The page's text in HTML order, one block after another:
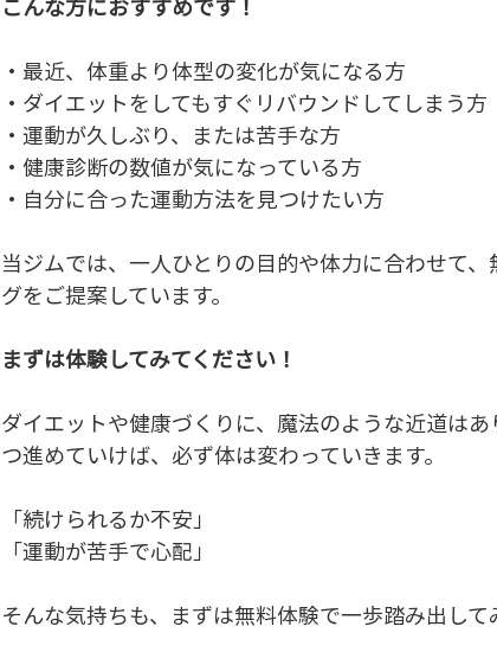
・最近、体重より体型の変化が気になる方
・ダイエットをしてもすぐリバウンドしてしまう方
・運動が久しぶり、または苦手な方
・健康診断の数値が気になっている方
・自分に合った運動方法を見つけたい方
当ジムでは、一人ひとりの目的や体力に合わせて
グをご提案しています。
まずは体験してみてください！
ダイエットや健康づくりに、魔法のような近道は
つ進めていけば、必ず体は変わっていきます。
「続けられるか不安」
「運動が苦手で心配」
そんな気持ちも、まずは無料体験で一歩踏み出して